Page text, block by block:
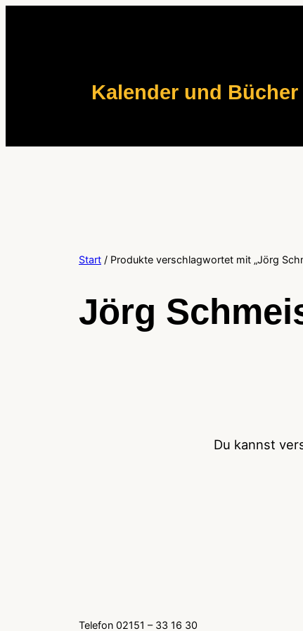
Kalender und
Start / Produkte verschlagwortet mit „Jörg
Jörg
Du kannst
Telefon 02151 – 33 16 30